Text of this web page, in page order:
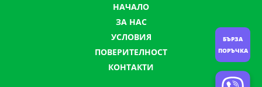
НАЧАЛО
ЗА НАС
УСЛОВИЯ
ПОВЕРИТЕЛНОСТ
КОНТАКТИ
БЪРЗА
ПОРЪЧКА